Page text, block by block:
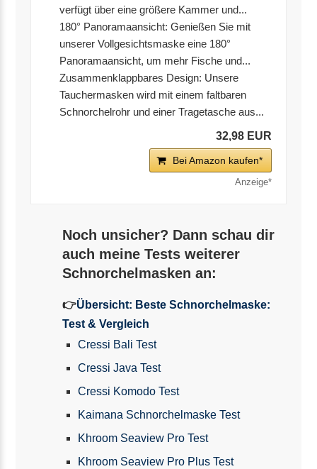
verfügt über eine größere Kammer und...
180° Panoramaansicht: Genießen Sie mit
unserer Vollgesichtsmaske eine 180°
Panoramaansicht, um mehr Fische und...
Zusammenklappbares Design: Unsere
Tauchermasken wird mit einem faltbaren
Schnorchelrohr und einer Tragetasche aus...
32,98 EUR
Bei Amazon kaufen*
Noch unsicher? Dann schau dir
auch meine Tests weiterer
Schnorchelmasken an:
👉Übersicht: Beste Schnorchelmaske:
Test & Vergleich
Cressi Bali Test
Cressi Java Test
Cressi Komodo Test
Kaimana Schnorchelmaske Test
Khroom Seaview Pro Test
Khroom Seaview Pro Plus Test